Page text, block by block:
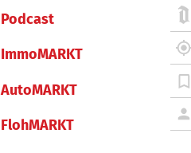
Podcast
ImmoMARKT
AutoMARKT
FlohMARKT